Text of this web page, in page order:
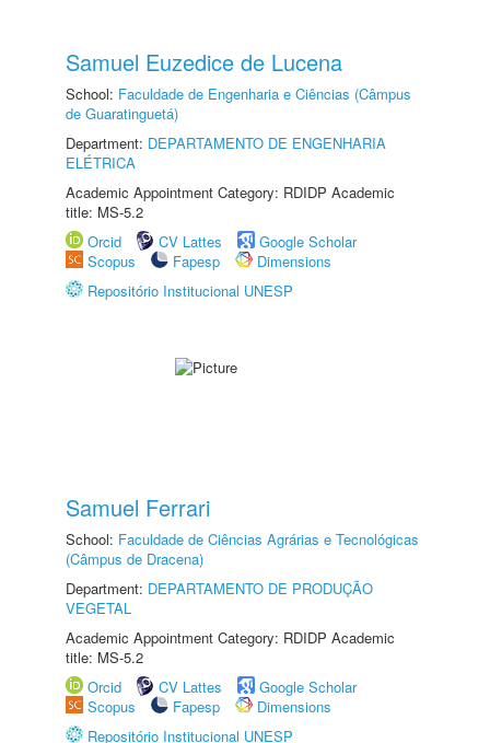
Samuel Euzedice de Lucena
School: Faculdade de Engenharia e Ciências (Câmpus
de Guaratinguetá)
Department: DEPARTAMENTO DE ENGENHARIA
ELÉTRICA
Academic Appointment Category: RDIDP Academic
title: MS-5.2
Orcid
CV Lattes
Google Scholar
Scopus
Fapesp
Dimensions
Repositório Institucional UNESP
Samuel Ferrari
School: Faculdade de Ciências Agrárias e Tecnológicas
(Câmpus de Dracena)
Department: DEPARTAMENTO DE PRODUÇÃO
VEGETAL
Academic Appointment Category: RDIDP Academic
title: MS-5.2
Orcid
CV Lattes
Google Scholar
Scopus
Fapesp
Dimensions
Repositório Institucional UNESP